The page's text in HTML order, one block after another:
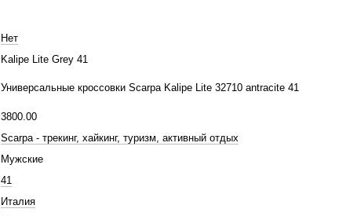
Нет
Kalipe Lite Grey 41
Универсальные кроссовки Scarpa Kalipe Lite 32710 antracite 41
3800.00
Scarpa - трекинг, хайкинг, туризм, активный отдых
Мужские
41
Италия